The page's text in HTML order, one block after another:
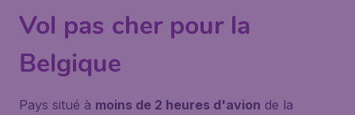
Vol pas cher pour la
Belgique
Pays situé à moins de 2 heures d'avion de la